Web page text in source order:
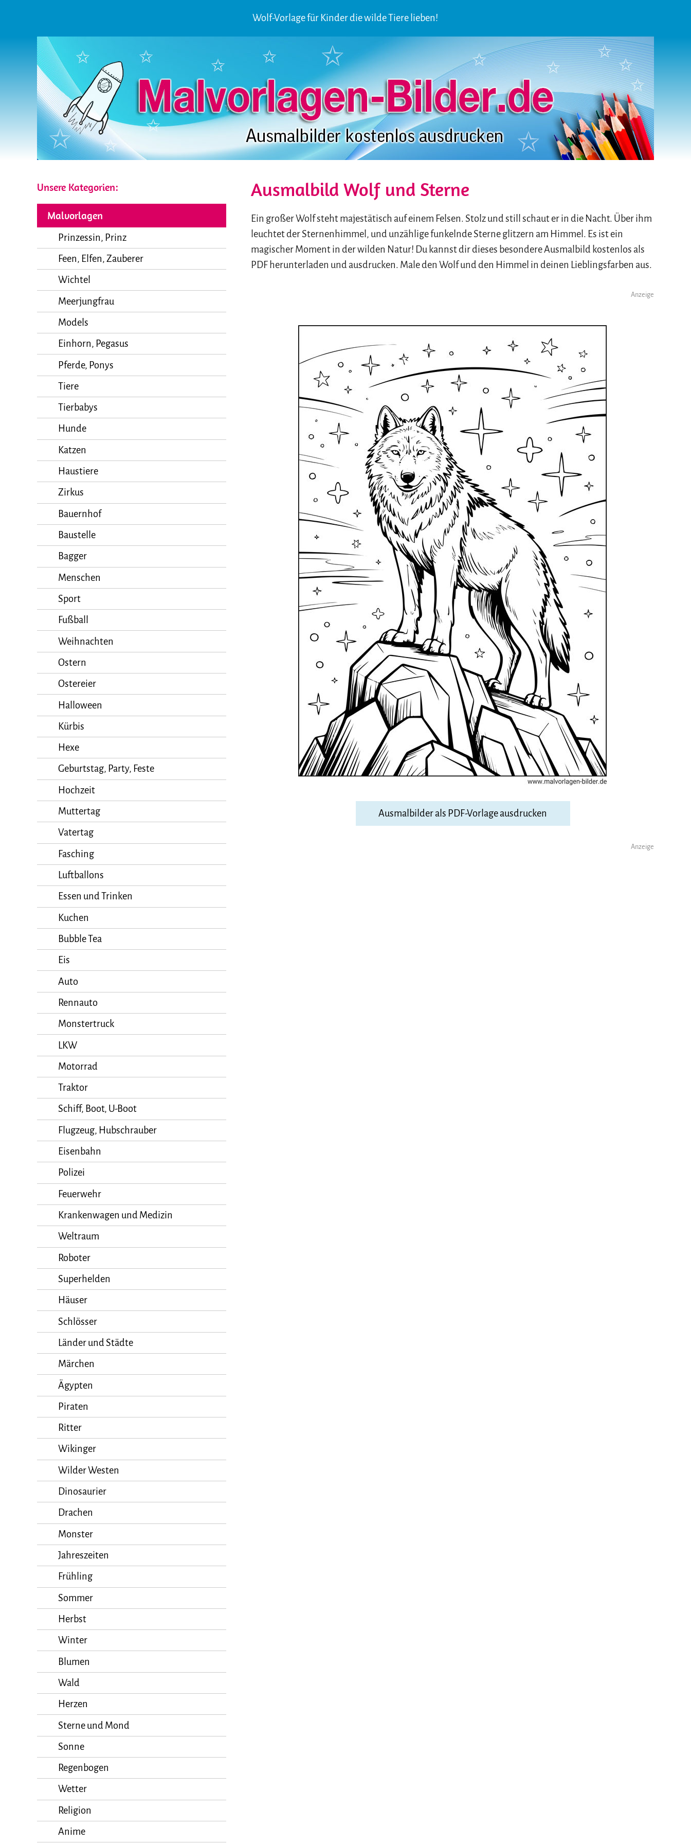
Wolf-Vorlage für Kinder die wilde Tiere lieben!
Unsere Kategorien:
Malvorlagen
Prinzessin, Prinz
Feen, Elfen, Zauberer
Wichtel
Meerjungfrau
Models
Einhorn, Pegasus
Pferde, Ponys
Tiere
Tierbabys
Hunde
Katzen
Haustiere
Zirkus
Bauernhof
Baustelle
Bagger
Menschen
Sport
Fußball
Weihnachten
Ostern
Ostereier
Halloween
Kürbis
Hexe
Geburtstag, Party, Feste
Hochzeit
Muttertag
Vatertag
Fasching
Luftballons
Essen und Trinken
Kuchen
Bubble Tea
Eis
Auto
Rennauto
Monstertruck
LKW
Motorrad
Traktor
Schiff, Boot, U-Boot
Flugzeug, Hubschrauber
Eisenbahn
Polizei
Feuerwehr
Krankenwagen und Medizin
Weltraum
Roboter
Superhelden
Häuser
Schlösser
Länder und Städte
Märchen
Ägypten
Piraten
Ritter
Wikinger
Wilder Westen
Dinosaurier
Drachen
Monster
Jahreszeiten
Frühling
Sommer
Herbst
Winter
Blumen
Wald
Herzen
Sterne und Mond
Sonne
Regenbogen
Wetter
Religion
Anime
Ausmalbild Wolf und Sterne
Ein großer Wolf steht majestätisch auf einem Felsen. Stolz und still schaut er in die Nacht. Über ihm
leuchtet der Sternenhimmel, und unzählige funkelnde Sterne glitzern am Himmel. Es ist ein
magischer Moment in der wilden Natur! Du kannst dir dieses besondere Ausmalbild kostenlos als
PDF herunterladen und ausdrucken. Male den Wolf und den Himmel in deinen Lieblingsfarben aus.
Anzeige
Ausmalbilder als PDF-Vorlage ausdrucken
Anzeige